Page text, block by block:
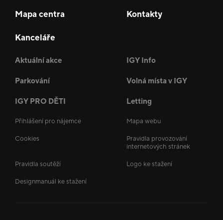
Mapa centra Kontakty
Kanceláře
Aktuální akce IGY Info
Parkování Volná místa v IGY
IGY PRO DĚTI Letting
Přihlášení pro nájemce Mapa webu
Cookies
Pravidla provozování
internetových stránek
Pravidla soutěží Logo ke stažení
Designmanuál ke stažení